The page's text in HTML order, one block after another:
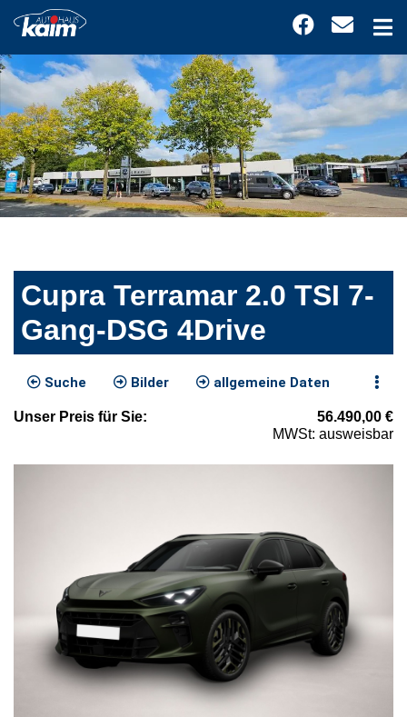
Cupra Terramar 2.0 TSI 7-
Gang-DSG 4Drive
Suche Bilder allgemeine Daten
Unser Preis für Sie: 56.490,00 €
MWSt: ausweisbar